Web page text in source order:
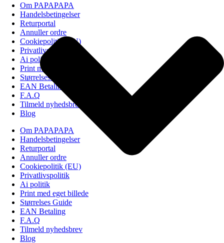
Om PAPAPAPA
Handelsbetingelser
Returportal
Annuller ordre
Cookiepolitik (EU)
Privatlivspolitik
Ai politik
Print med eget billede
Størrelses Guide
EAN Betaling
F.A.Q
Tilmeld nyhedsbrev
Blog
Om PAPAPAPA
Handelsbetingelser
Returportal
Annuller ordre
Cookiepolitik (EU)
Privatlivspolitik
Ai politik
Print med eget billede
Størrelses Guide
EAN Betaling
F.A.Q
Tilmeld nyhedsbrev
Blog